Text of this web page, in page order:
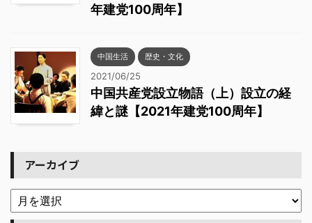
年建党100周年】
中国生活 歴史・文化
2021/06/25
中国共産党設立物語（上）設立の経
緯と謎【2021年建党100周年】
アーカイブ